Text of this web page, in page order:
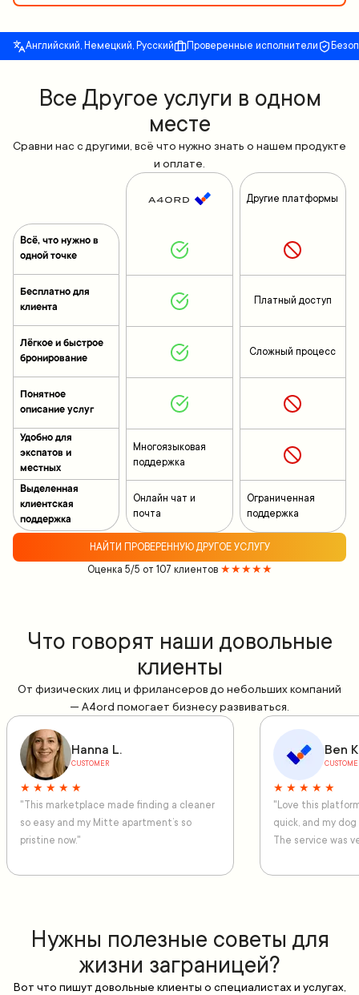
Английский, Немецкий, Русский Проверенные исполнители
Все Другое услуги в одном
месте
Сравни нас с другими, всё что нужно знать о нашем продукте
и оплате.
Всё, что нужно в
одной точке
Бесплатно для
клиента
Лёгкое и быстрое
бронирование
Понятное
описание услуг
Удобно для
экспатов и
местных
Выделенная
клиентская
поддержка
Многоязыковая
поддержка
Онлайн чат и
почта
Другие платформы
Платный доступ
Сложный процесс
Ограниченная
поддержка
НАЙТИ ПРОВЕРЕННУЮ ДРУГОЕ УСЛУГУ
Оценка 5/5 от 107 клиентов ★★★★★
Что говорят наши довольные
клиенты
От физических лиц и фрилансеров до небольших компаний
— A4ord помогает бизнесу развиваться.
Hanna L.
CUSTOMER
★ ★ ★ ★ ★
"This marketplace made finding a cleaner
so easy and my Mitte apartment’s so
pristine now."
Ben
★ ★ ★ ★ ★
"Love this
quick, and my
The service was
Нужны полезные советы для
жизни заграницей?
Вот что пишут довольные клиенты о специалистах и услугах,